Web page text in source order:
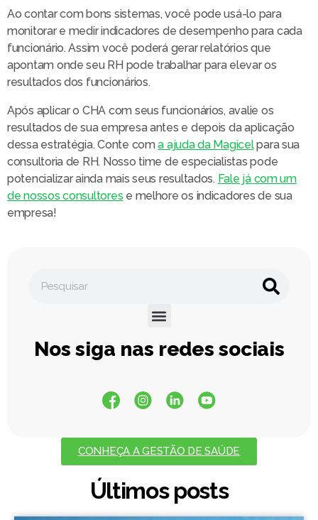
Ao contar com bons sistemas, você pode usá-lo para
monitorar e medir indicadores de desempenho para cada
funcionário. Assim você poderá gerar relatórios que
apontam onde seu RH pode trabalhar para elevar os
resultados dos funcionários.
Após aplicar o CHA com seus funcionários, avalie os
resultados de sua empresa antes e depois da aplicação
dessa estratégia. Conte coma ajuda da Magicelpara sua
consultoria de RH. Nosso time de especialistas pode
potencializar ainda mais seus resultados. Fale já com um
de nossos consultores e melhore os indicadores de sua
empresa!
Nos siga nas redes sociais
CONHEÇA A GESTÃO DE SAÚDE
Últimos posts